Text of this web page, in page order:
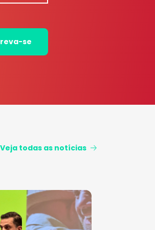
se
Veja todas as notícias